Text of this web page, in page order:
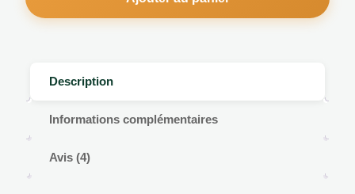
Description
Informations complémentaires
Avis (4)